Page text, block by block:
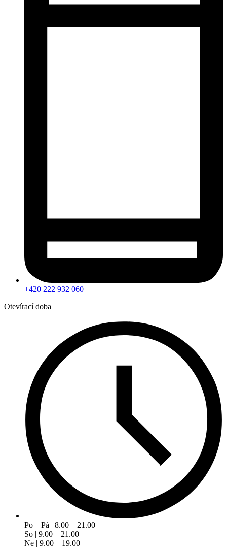
+420 222 932 060
Otevírací doba
Po – Pá | 8.00 – 21.00
So | 9.00 – 21.00
Ne | 9.00 – 19.00